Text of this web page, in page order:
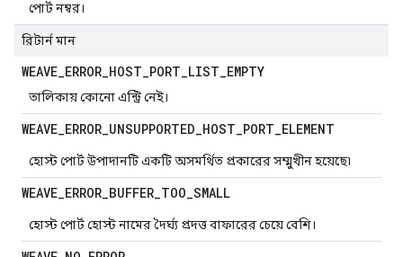
পোর্ট নম্বর।
রিটার্ন মান
WEAVE_ERROR_HOST_PORT_LIST_EMPTY
তালিকায় কোনো এন্ট্রি নেই।
WEAVE_ERROR_UNSUPPORTED_HOST_PORT_ELEMENT
হোস্ট পোর্ট উপাদানটি একটি অসমর্থিত প্রকারের সম্মুখীন হয়েছে৷
WEAVE_ERROR_BUFFER_TOO_SMALL
হোস্ট পোর্ট হোস্ট নামের দৈর্ঘ্য প্রদত্ত বাফারের চেয়ে বেশি।